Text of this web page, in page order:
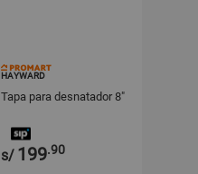
HAYWARD
Tapa para desnatador 8"
s/ 199.90